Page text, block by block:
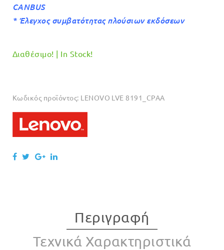
CANBUS
* Έλεγχος συμβατότητας πλούσιων εκδόσεων
Διαθέσιμο! | In Stock!
Κωδικός προϊόντος: LENOVO LVE 8191_CPAA
Περιγραφή
Τεχνικά Χαρακτηριστικά